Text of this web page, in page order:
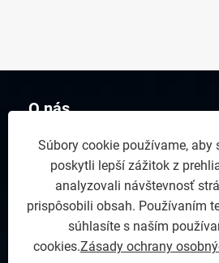
O nás
Produkty
Kontaktuj nás
Súbory cookie používame, aby
poskytli lepší zážitok z
analyzovali návštevnosť
prispôsobili obsah. Používaním
súhlasíte s naším
cookies.Zásady ochrany